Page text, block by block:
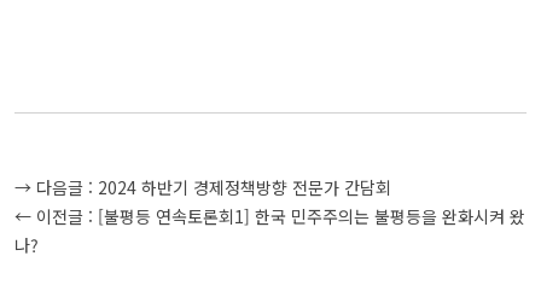
글
탐
색
→ 다음글 : 2024 하반기 경제정책방향 전문가 간담회
← 이전글 : [불평등 연속토론회1] 한국 민주주의는 불평등을 완화시켜 왔
나?